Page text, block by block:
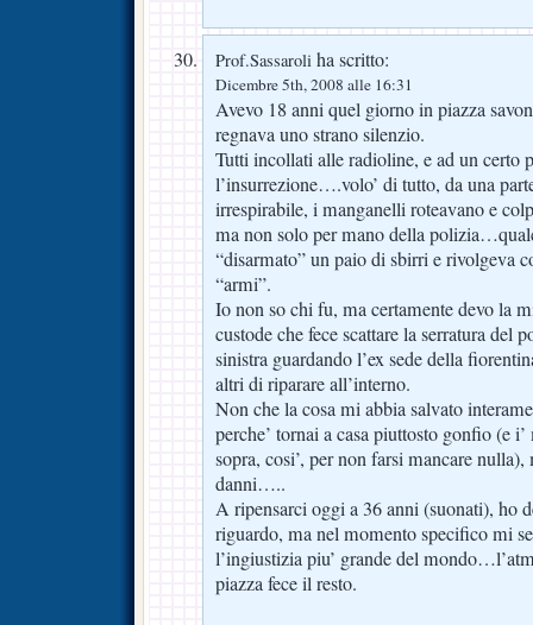
Prof.Sassaroli ha scritto:
Dicembre 5th, 2008 alle 16:31
Avevo 18 anni quel giorno in piazza
regnava uno strano silenzio.
Tutti incollati alle radioline, e ad un certo
l’insurrezione….volo’ di tutto, da una
irrespirabile, i manganelli roteavano e
ma non solo per mano della
“disarmato” un paio di sbirri e rivolgeva
“armi”.
Io non so chi fu, ma certamente devo la
custode che fece scattare la serratura del
sinistra guardando l’ex sede della
altri di riparare all’interno.
Non che la cosa mi abbia salvato
perche’ tornai a casa piuttosto gonfio (e
sopra, cosi’, per non farsi mancare
danni…..
A ripensarci oggi a 36 anni (suonati), ho
riguardo, ma nel momento specifico mi
l’ingiustizia piu’ grande del
piazza fece il resto.